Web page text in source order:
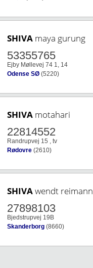
SHIVA maya gurung
53355765
Ejby Møllevej 74 1, 14
Odense SØ (5220)
SHIVA motahari
22814552
Randrupvej 15 , tv
Rødovre (2610)
SHIVAwendt reimann
27898103
Bjedstrupvej 19B
Skanderborg (8660)